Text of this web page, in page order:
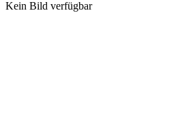
Kein Bild verfügbar